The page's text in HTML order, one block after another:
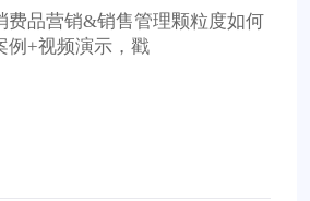
费品营销&销售管理颗粒度如何
例+视频演示，戳